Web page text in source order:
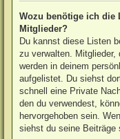
Wozu benötige ich die
Mitglieder?
Du kannst diese Listen
zu verwalten. Mitglieder,
werden in deinem
aufgelistet. Du siehst
schnell eine Private
den du verwendest,
hervorgehoben sein.
siehst du seine Beiträge